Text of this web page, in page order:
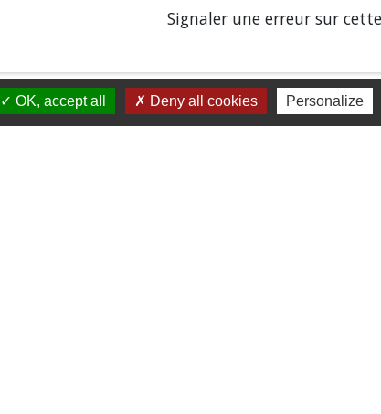
Signaler une erreur sur
OK, accept all Deny all cookies Personalize